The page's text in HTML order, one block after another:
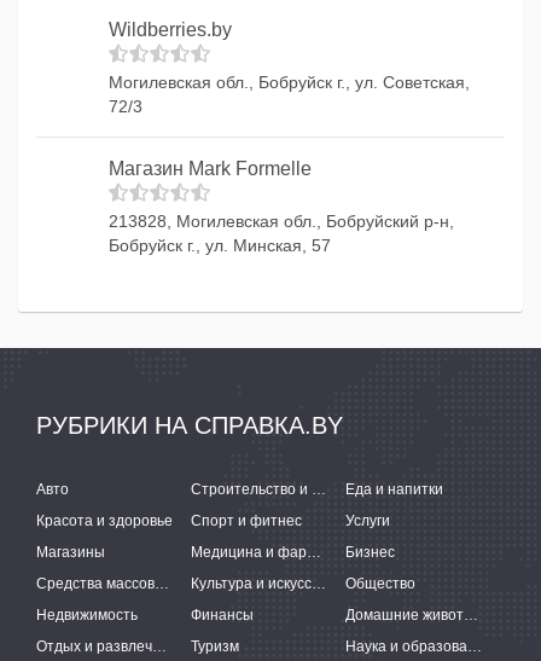
Wildberries.by
Могилевская обл., Бобруйск г., ул. Советская,
72/3
Магазин Mark Formelle
213828, Могилевская обл., Бобруйский р-н,
Бобруйск г., ул. Минская, 57
РУБРИКИ НА СПРАВКА.BY
Авто Строительство и ремонт
Еда и напитки
Красота и здоровье
Спорт и фитнес
Услуги
Магазины
Медицина и фармацевтика
Бизнес
Средства массовой информации
Культура и искусство
Общество
Недвижимость
Финансы
Домашние животные
Отдых и развлечения
Туризм Наука и образование